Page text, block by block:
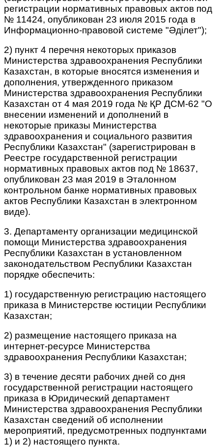
регистрации нормативных правовых актов под
№ 11424, опубликован 23 июля 2015 года в
Информационно-правовой системе "Әділет");
2) пункт 4 перечня некоторых приказов
Министерства здравоохранения Республики
Казахстан, в которые вносятся изменения и
дополнения, утвержденного приказом
Министерства здравоохранения Республики
Казахстан от 4 мая 2019 года № ҚР ДСМ-62 "О
внесении изменений и дополнений в
некоторые приказы Министерства
здравоохранения и социального развития
Республики Казахстан" (зарегистрирован в
Реестре государственной регистрации
нормативных правовых актов под № 18637,
опубликован 23 мая 2019 в Эталонном
контрольном банке нормативных правовых
актов Республики Казахстан в электронном
виде).
3. Департаменту организации медицинской
помощи Министерства здравоохранения
Республики Казахстан в установленном
законодательством Республики Казахстан
порядке обеспечить:
1) государственную регистрацию настоящего
приказа в Министерстве юстиции Республики
Казахстан;
2) размещение настоящего приказа на
интернет-ресурсе Министерства
здравоохранения Республики Казахстан;
3) в течение десяти рабочих дней со дня
государственной регистрации настоящего
приказа в Юридический департамент
Министерства здравоохранения Республики
Казахстан сведений об исполнении
мероприятий, предусмотренных подпунктами
1) и 2) настоящего пункта.